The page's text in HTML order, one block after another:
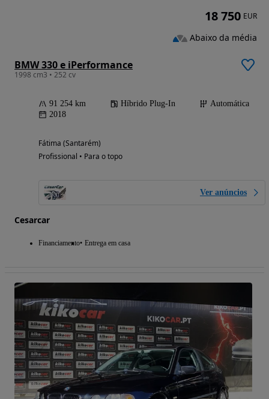
BMW 330 e iPerformance
1998 cm3 • 252 cv
91 254 km Híbrido Plug-In
Automática
2018
Fátima (Santarém)
Profissional • Para o topo
Ver anúncios
Cesarcar
Financiamento Entrega em casa
18 750 EUR
Abaixo da média